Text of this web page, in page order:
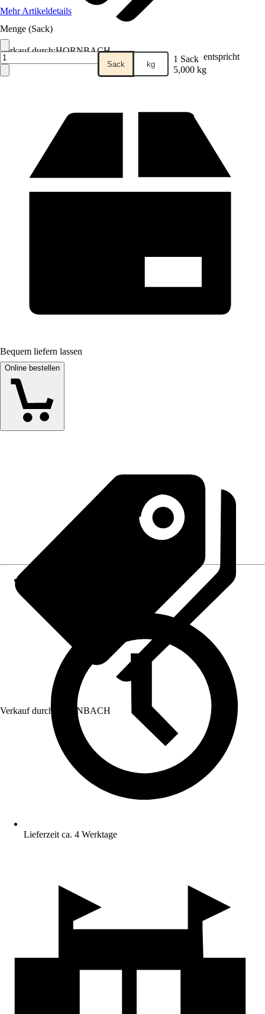
Verkauf durch:HORNBACH
Mehr Artikeldetails
Menge (Sack)
Sack kg 1 Sack entspricht
5,000 kg
Bequem liefern lassen
Online bestellen
Verkauf durch: HORNBACH
Lieferzeit ca. 4 Werktage